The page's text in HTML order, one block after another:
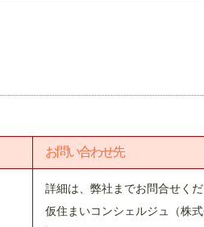
お問い合わせ先
詳細は、弊社までお問合せくだ
仮住まいコンシェルジュ（株